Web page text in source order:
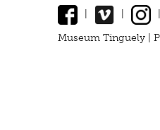
Museum Tinguely |